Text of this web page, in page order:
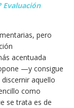
Evaluación
pero
acentuada
—y consigue
aquello
como
se trata es de